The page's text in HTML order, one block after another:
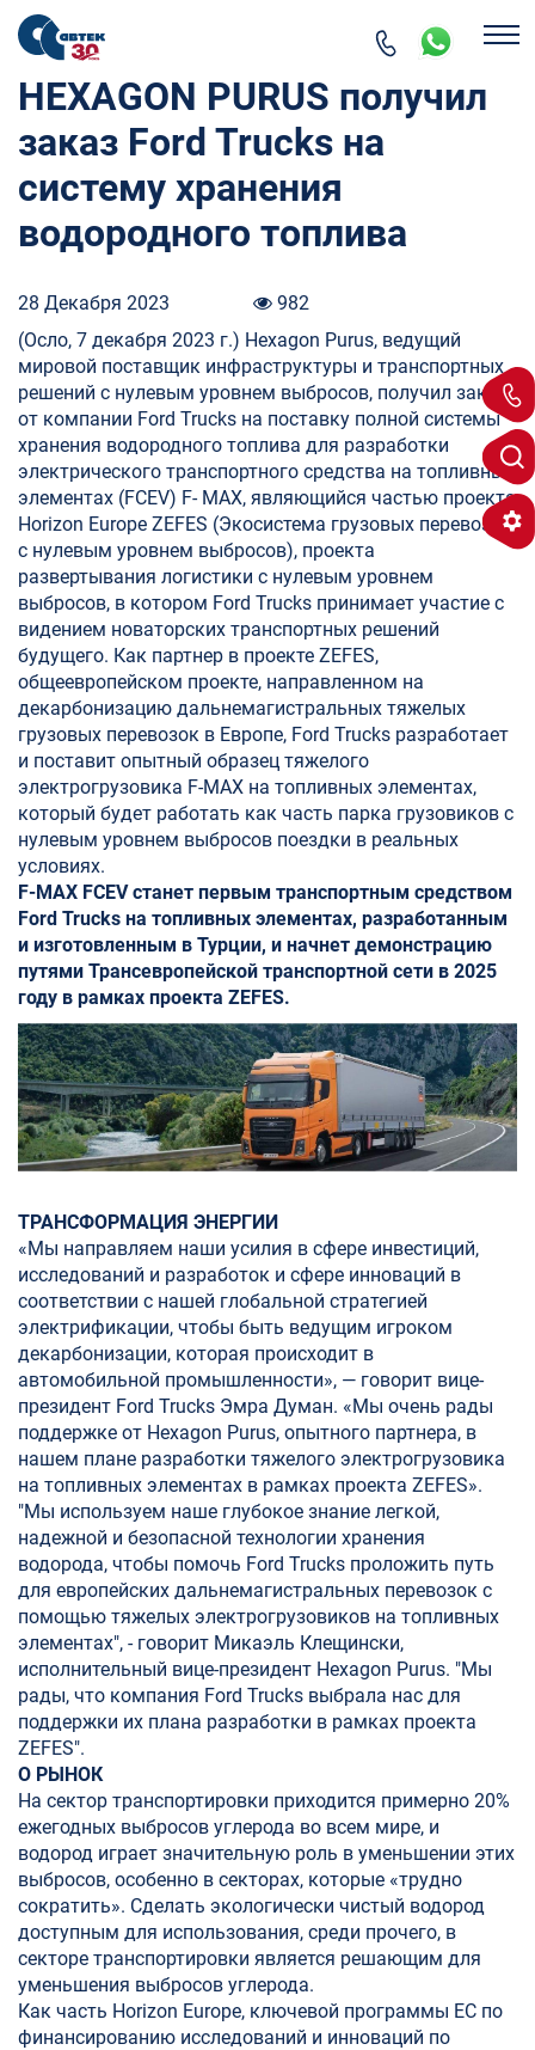
HEXAGON PURUS получил
заказ Ford Trucks на
систему хранения
водородного топлива
28 Декабря 2023
982
(Осло, 7 декабря 2023 г.) Hexagon Purus, ведущий
мировой поставщик инфраструктуры и транспортных
решений с нулевым уровнем выбросов, получил заказ
от компании Ford Trucks на поставку полной системы
хранения водородного топлива для разработки
электрического транспортного средства на топливных
элементах (FCEV) F- MAX, являющийся частью проекта
Horizon Europe ZEFES (Экосистема грузовых перевозок
с нулевым уровнем выбросов), проекта
развертывания логистики с нулевым уровнем
выбросов, в котором Ford Trucks принимает участие с
видением новаторских транспортных решений
будущего. Как партнер в проекте ZEFES,
общеевропейском проекте, направленном на
декарбонизацию дальнемагистральных тяжелых
грузовых перевозок в Европе, Ford Trucks разработает
и поставит опытный образец тяжелого
электрогрузовика F-MAX на топливных элементах,
который будет работать как часть парка грузовиков с
нулевым уровнем выбросов поездки в реальных
условиях.
F-MAX FCEV станет первым транспортным средством
Ford Trucks на топливных элементах, разработанным
и изготовленным в Турции, и начнет демонстрацию
путями Трансевропейской транспортной сети в 2025
году в рамках проекта ZEFES.
ТРАНСФОРМАЦИЯ ЭНЕРГИИ
«Мы направляем наши усилия в сфере инвестиций,
исследований и разработок и сфере инноваций в
соответствии с нашей глобальной стратегией
электрификации, чтобы быть ведущим игроком
декарбонизации, которая происходит в
автомобильной промышленности», — говорит вице-
президент Ford Trucks Эмра Думан. «Мы очень рады
поддержке от Hexagon Purus, опытного партнера, в
нашем плане разработки тяжелого электрогрузовика
на топливных элементах в рамках проекта ZEFES».
"Мы используем наше глубокое знание легкой,
надежной и безопасной технологии хранения
водорода, чтобы помочь Ford Trucks проложить путь
для европейских дальнемагистральных перевозок с
помощью тяжелых электрогрузовиков на топливных
элементах", - говорит Микаэль Клещински,
исполнительный вице-президент Hexagon Purus. "Мы
рады, что компания Ford Trucks выбрала нас для
поддержки их плана разработки в рамках проекта
ZEFES".
О РЫНОК
На сектор транспортировки приходится примерно 20%
ежегодных выбросов углерода во всем мире, и
водород играет значительную роль в уменьшении этих
выбросов, особенно в секторах, которые «трудно
сократить». Сделать экологически чистый водород
доступным для использования, среди прочего, в
секторе транспортировки является решающим для
уменьшения выбросов углерода.
Как часть Horizon Europe, ключевой программы ЕС по
финансированию исследований и инноваций по